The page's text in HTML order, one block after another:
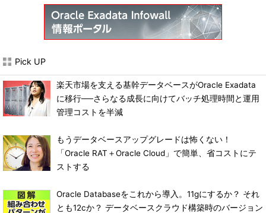
Pick UP
楽天市場を支える基幹データベースがOracle Exadata
に移行──さらなる成長に向けてバッチ処理時間と運用
管理コストを半減
もうデータベースアップグレードは怖くない！
「Oracle RAT＋Oracle Cloud」で簡単、省コストにテ
ストする
Oracle Databaseをこれから導入。11gにするか？ それ
とも12cか？ データベースクラウド構築時のバージョン